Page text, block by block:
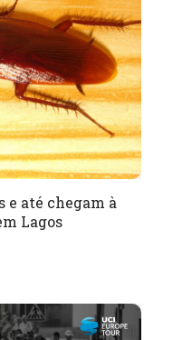
e até chegam à
Lagos